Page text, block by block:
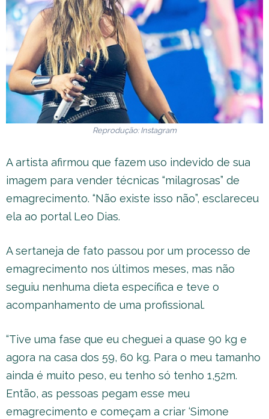
Reprodução: Instagram
A artista afirmou que fazem uso indevido de sua
imagem para vender técnicas “milagrosas” de
emagrecimento. “Não existe isso não”, esclareceu
ela ao portal Leo Dias.
A sertaneja de fato passou por um processo de
emagrecimento nos últimos meses, mas não
seguiu nenhuma dieta específica e teve o
acompanhamento de uma profissional.
“Tive uma fase que eu cheguei a quase 90 kg e
agora na casa dos 59, 60 kg. Para o meu tamanho
ainda é muito peso, eu tenho só tenho 1,52m.
Então, as pessoas pegam esse meu
emagrecimento e começam a criar ‘Simone